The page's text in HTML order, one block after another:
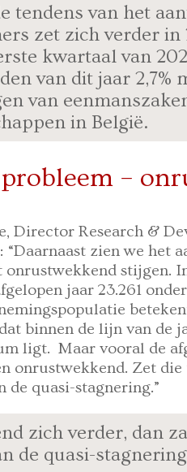
tendens van het
zet zich verder
kwartaal van
van dit jaar 2,7%
van
in België.
–
Director Research &
“Daarnaast zien we het
stijgen.
jaar 23.261
binnen de lijn van de
ligt. Maar vooral de
onrustwekkend. Zet
de quasi-stagnering.”
zich verder, dan
de quasi-